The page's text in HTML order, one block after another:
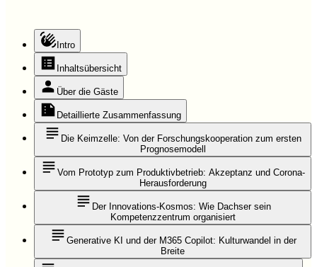
Intro
Inhaltsübersicht
Über die Gäste
Detaillierte Zusammenfassung
Die Keimzelle: Von der Forschungskooperation zum ersten
Prognosemodell
Vom Prototyp zum Produktivbetrieb: Akzeptanz und Corona-
Herausforderung
Der Innovations-Kosmos: Wie Dachser sein
Kompetenzzentrum organisiert
Generative KI und der M365 Copilot: Kulturwandel in der
Breite